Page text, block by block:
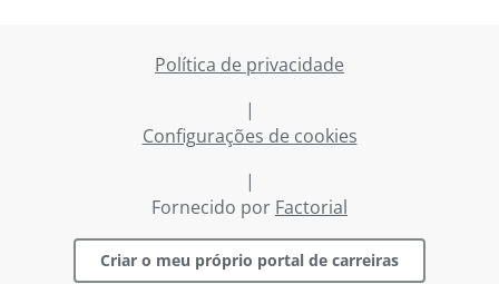
Política de privacidade
|
Configurações de cookies
|
Fornecido por Factorial
Criar o meu próprio portal de carreiras